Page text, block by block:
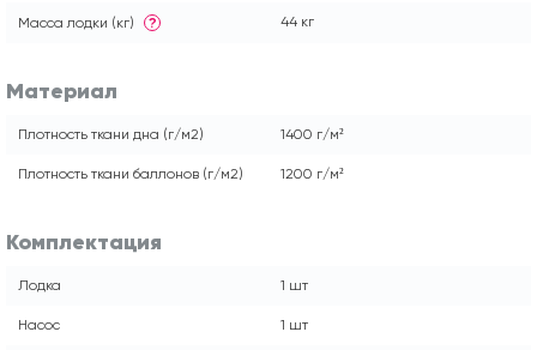
Масса лодки (кг) ? 44 кг
Материал
Плотность ткани дна (г/м2) 1400 г/м²
Плотность ткани баллонов (г/м2) 1200 г/м²
Комплектация
Лодка 1 шт
Насос 1 шт